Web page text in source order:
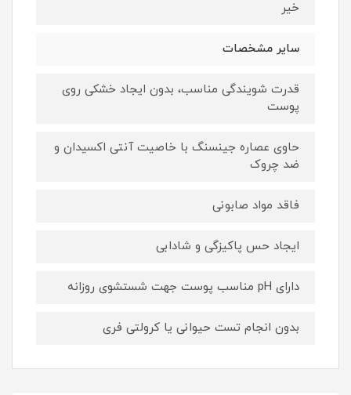
خیر
سایر مشخصات
قدرت شویندگی مناسب، بدون ایجاد خشکی روی
پوست
حاوی عصاره جینسنگ با خاصیت آنتی اکسیدان و
ضد چروک
فاقد مواد صابونی
ایجاد حس پاکیزگی و شادابی
دارای pH مناسب پوست جهت شستشوی روزانه
بدون انجام تست حیوانی یا کرولتی فری